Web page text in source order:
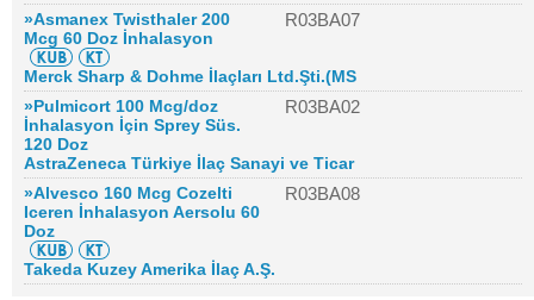
»Asmanex Twisthaler 200
Mcg 60 Doz İnhalasyon
R03BA07
Merck Sharp & Dohme İlaçları Ltd.Şti.(MS
»Pulmicort 100 Mcg/doz
İnhalasyon İçin Sprey Süs.
120 Doz
R03BA02
AstraZeneca Türkiye İlaç Sanayi ve Ticar
»Alvesco 160 Mcg Cozelti
Iceren İnhalasyon Aersolu 60
Doz
R03BA08
Takeda Kuzey Amerika İlaç A.Ş.